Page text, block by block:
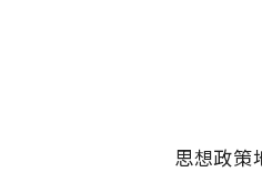
思想政策